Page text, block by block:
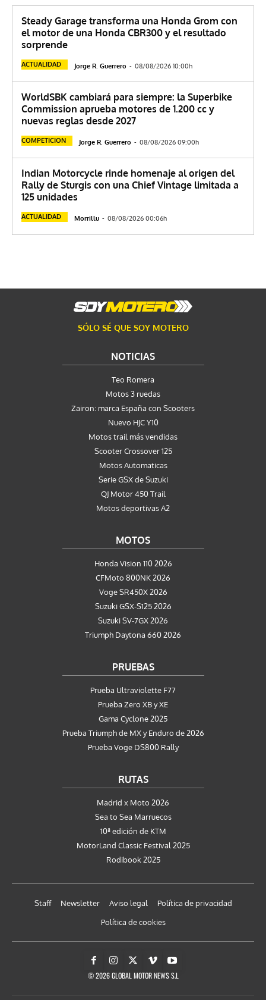
Steady Garage transforma una Honda Grom con
el motor de una Honda CBR300 y el resultado
sorprende
ACTUALIDAD Jorge R. Guerrero - 08/08/2026 10:00h
WorldSBK cambiará para siempre: la Superbike
Commission aprueba motores de 1.200 cc y
nuevas reglas desde 2027
COMPETICION Jorge R. Guerrero - 08/08/2026 09:00h
Indian Motorcycle rinde homenaje al origen del
Rally de Sturgis con una Chief Vintage limitada a
125 unidades
ACTUALIDAD Morrillu - 08/08/2026 00:06h
SÓLO SÉ QUE SOY MOTERO
NOTICIAS
Teo Romera
Motos 3 ruedas
Zairon: marca España con Scooters
Nuevo HJC Y10
Motos trail más vendidas
Scooter Crossover 125
Motos Automaticas
Serie GSX de Suzuki
QJ Motor 450 Trail
Motos deportivas A2
MOTOS
Honda Vision 110 2026
CFMoto 800NK 2026
Voge SR450X 2026
Suzuki GSX-S125 2026
Suzuki SV-7GX 2026
Triumph Daytona 660 2026
PRUEBAS
Prueba Ultraviolette F77
Prueba Zero XB y XE
Gama Cyclone 2025
Prueba Triumph de MX y Enduro de 2026
Prueba Voge DS800 Rally
RUTAS
Madrid x Moto 2026
Sea to Sea Marruecos
10ª edición de KTM
MotorLand Classic Festival 2025
Rodibook 2025
Staff Newsletter Aviso legal
Política de privacidad
Política de cookies
© 2026 GLOBAL MOTOR NEWS S.L